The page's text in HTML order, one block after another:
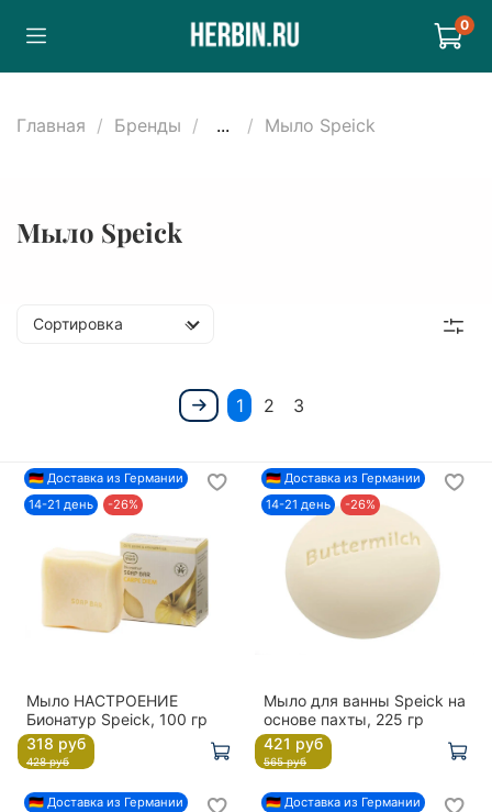
0
Главная Бренды ... Мыло Speick
Мыло Speick
1 2 3
🇩🇪 Доставка из Германии
14-21 день
-26%
Мыло НАСТРОЕНИЕ
Бионатур Speick, 100 гр
318 руб
428 руб
🇩🇪 Доставка из Германии
14-21 день
-26%
Мыло для ванны Speick на
основе пахты, 225 гр
421 руб
565 руб
🇩🇪 Доставка из Германии
🇩🇪 Доставка из Германии
Сортировка